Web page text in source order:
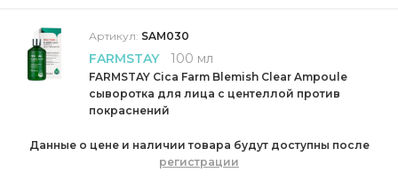
Артикул: SAM030
FARMSTAY 100 мл
FARMSTAY Cica Farm Blemish Clear Ampoule
сыворотка для лица с центеллой против
покраснений
Данные о цене и наличии товара будут доступны после
регистрации